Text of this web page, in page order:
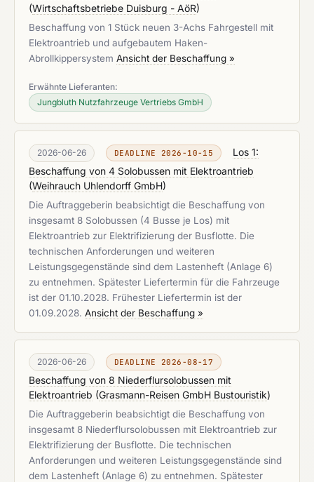
(Wirtschaftsbetriebe Duisburg - AöR)
Beschaffung von 1 Stück neuen 3-Achs Fahrgestell mit
Elektroantrieb und aufgebautem Haken-
Abrollkippersystem Ansicht der Beschaffung »
Erwähnte Lieferanten:
Jungbluth Nutzfahrzeuge Vertriebs GmbH
2026-06-26 DEADLINE 2026-10-15
Los 1:
Beschaffung von 4 Solobussen mit Elektroantrieb
(Weihrauch Uhlendorff GmbH)
Die Auftraggeberin beabsichtigt die Beschaffung von
insgesamt 8 Solobussen (4 Busse je Los) mit
Elektroantrieb zur Elektrifizierung der Busflotte. Die
technischen Anforderungen und weiteren
Leistungsgegenstände sind dem Lastenheft (Anlage 6)
zu entnehmen. Spätester Liefertermin für die Fahrzeuge
ist der 01.10.2028. Frühester Liefertermin ist der
01.09.2028. Ansicht der Beschaffung »
2026-06-26 DEADLINE 2026-08-17
Beschaffung von 8 Niederflursolobussen mit
Elektroantrieb (Grasmann-Reisen GmbH Bustouristik)
Die Auftraggeberin beabsichtigt die Beschaffung von
insgesamt 8 Niederflursolobussen mit Elektroantrieb zur
Elektrifizierung der Busflotte. Die technischen
Anforderungen und weiteren Leistungsgegenstände sind
dem Lastenheft (Anlage 6) zu entnehmen. Spätester